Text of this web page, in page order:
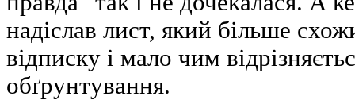
надіслав лист, який більше
відписку і мало чим
обґрунтування.